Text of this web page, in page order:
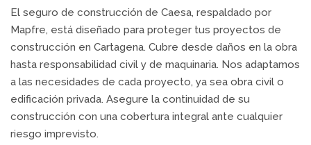
El seguro de construcción de Caesa, respaldado por
Mapfre, está diseñado para proteger tus proyectos de
construcción en Cartagena. Cubre desde daños en la obra
hasta responsabilidad civil y de maquinaria. Nos adaptamos
a las necesidades de cada proyecto, ya sea obra civil o
edificación privada. Asegure la continuidad de su
construcción con una cobertura integral ante cualquier
riesgo imprevisto.